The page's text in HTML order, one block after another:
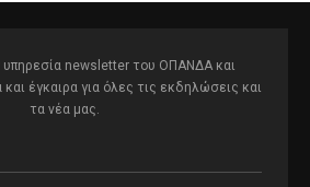
υπηρεσία newsletter του ΟΠΑΝΔΑ και
έγκαιρα για όλες τις εκδηλώσεις και
τα νέα μας.